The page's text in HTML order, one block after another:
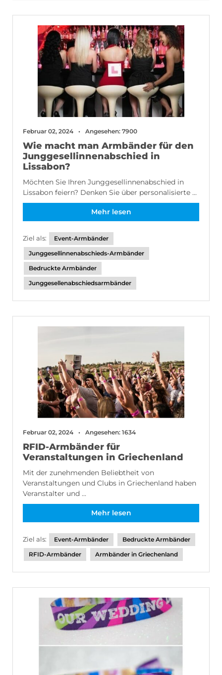
Februar 02, 2024 Angesehen: 7900
Wie macht man Armbänder für den
Junggesellinnenabschied in
Lissabon?
Möchten Sie Ihren Junggesellinnenabschied in
Lissabon feiern? Denken Sie über personalisierte ...
Mehr lesen
Ziel als:
Event-Armbänder
Junggesellinnenabschieds-Armbänder
Bedruckte Armbänder
Junggesellenabschiedsarmbänder
Februar 02, 2024 Angesehen: 1634
RFID-Armbänder für
Veranstaltungen in Griechenland
Mit der zunehmenden Beliebtheit von
Veranstaltungen und Clubs in Griechenland haben
Veranstalter und ...
Mehr lesen
Ziel als: Event-Armbänder
Bedruckte Armbänder
RFID-Armbänder
Armbänder in Griechenland